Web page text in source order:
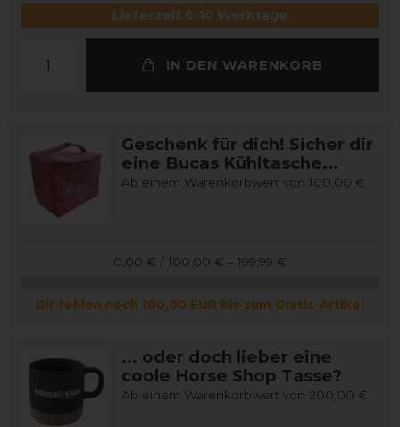
Lieferzeit 6-10 Werktage
IN DEN WARENKORB
Geschenk für dich! Sicher dir
eine Bucas Kühltasche...
Ab einem Warenkorbwert von 100,00 €
0,00 € / 100,00 € – 199,99 €
Dir fehlen noch 100,00 EUR bis zum Gratis-Artikel
... oder doch lieber eine
coole Horse Shop Tasse?
Ab einem Warenkorbwert von 200,00 €